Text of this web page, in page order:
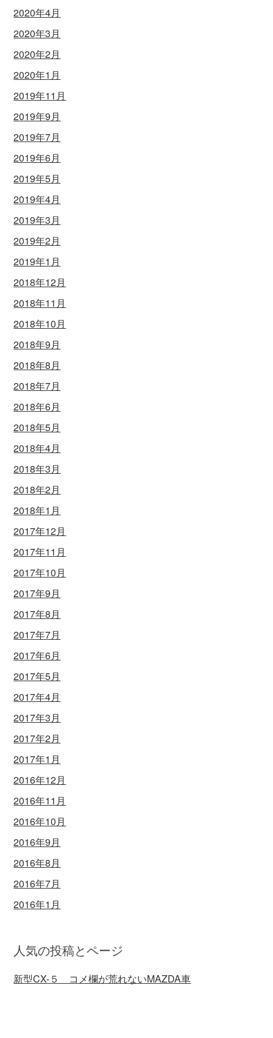
2020年4月
2020年3月
2020年2月
2020年1月
2019年11月
2019年9月
2019年7月
2019年6月
2019年5月
2019年4月
2019年3月
2019年2月
2019年1月
2018年12月
2018年11月
2018年10月
2018年9月
2018年8月
2018年7月
2018年6月
2018年5月
2018年4月
2018年3月
2018年2月
2018年1月
2017年12月
2017年11月
2017年10月
2017年9月
2017年8月
2017年7月
2017年6月
2017年5月
2017年4月
2017年3月
2017年2月
2017年1月
2016年12月
2016年11月
2016年10月
2016年9月
2016年8月
2016年7月
2016年1月
人気の投稿とページ
新型CX-５ コメ欄が荒れないMAZDA車